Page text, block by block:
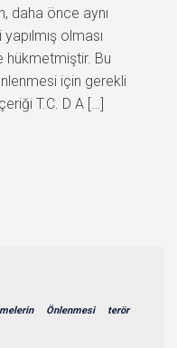
daha önce aynı
olması
hükmetmiştir. Bu
için gerekli
T.C. D A […]
Önlenmesi terör